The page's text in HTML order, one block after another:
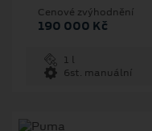
Cenové zvýhodnění
190 000 Kč
1 l
6st. manuální